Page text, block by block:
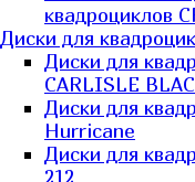
квадроциклов
Диски для
Диски для
CARLISLE
Диски для
Hurricane
Диски для
212